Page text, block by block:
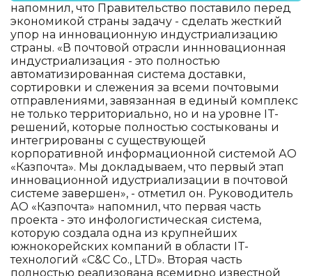
напомнил, что Правительство поставило перед
экономикой страны задачу - сделать жесткий
упор на инновационную индустриализацию
страны. «В почтовой отрасли иннновационная
индустриализация - это полностью
автоматизированная система доставки,
сортировки и слежения за всеми почтовыми
отправлениями, завязанная в единый комплекс
не только территориально, но и на уровне IT-
решений, которые полностью состыкованы и
интегрированы с существующей
корпоративной информационной системой АО
«Казпочта». Мы докладываем, что первый этап
инновационной идустриализации в почтовой
системе завершен», - отметил он. Руководитель
АО «Казпочта» напомнил, что первая часть
проекта - это инфологистическая система,
которую создала одна из крупнейших
южнокорейских компаний в области IT-
технологий «C&C Co., LTD». Вторая часть
полностью реализована всемирно известной